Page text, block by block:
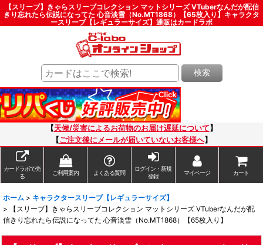
【スリーブ】きゃらスリーブコレクション マットシリーズ VTuberなんだが配信
きり忘れたら伝説になってた 心音淡雪（No.MT1868）【65枚入り】キャラクタ
ースリーブ【レギュラーサイズ】通販はカードラボ
検索
【天候/災害によるお荷物のお届け遅延について 】
【ご注文後にメールが届いていないお客様へ】
カードラボで売
る
ご利用案内 よくある質問
ログイン・新規
登録
マイページ カート
ホーム > キャラクタースリーブ【レギュラーサイズ】
>
【スリーブ】きゃらスリーブコレクション マットシリーズ VTuberなんだが配
信きり忘れたら伝説になってた 心音淡雪（No.MT1868）【65枚入り】